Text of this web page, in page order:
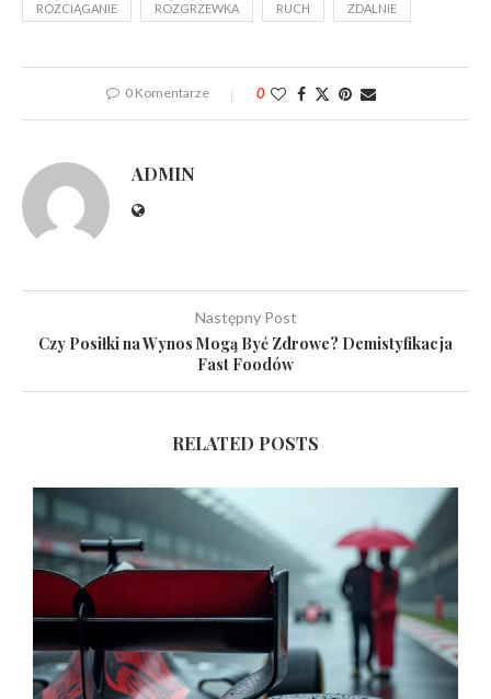
ROZCIĄGANIE ROZGRZEWKA RUCH ZDALNIE
0 Komentarze 0
ADMIN
Następny Post
Czy Posiłki na Wynos Mogą Być Zdrowe? Demistyfikacja
Fast Foodów
RELATED POSTS